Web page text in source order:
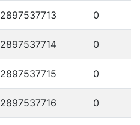
2897537713 0
2897537714 0
2897537715 0
2897537716 0